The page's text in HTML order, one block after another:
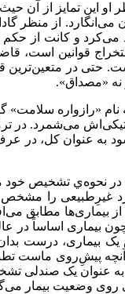
او این تمایز از
از منظر
و کانت از
قوانین است،
حتی در متعین‌ترین
نه «مصداق».
«رازواره سلامت»
می‌شمرد. در
به عنوان کل، در
نحوه‌ي تشخیص خود
غیرِطبیعی را
بیماری‌ها مطابق
بیماری اساساً در
بیماری، درست
آنچه پیشِ‌روی
به عنوان یک صندلی
روی وضعیت بیمار